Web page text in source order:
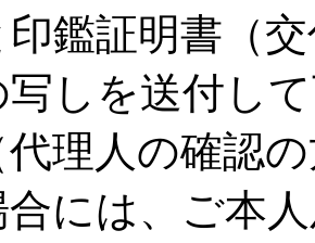
印鑑証明書（
写しを送付し
代理人の確認
合には、ご本